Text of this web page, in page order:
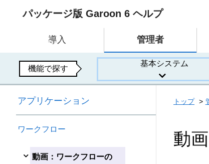
パッケージ版 Garoon 6 ヘルプ
導入 管理者
機能で探す
基本システム
アプリケーション
ワークフロー
動画：ワークフローの
トップ
動